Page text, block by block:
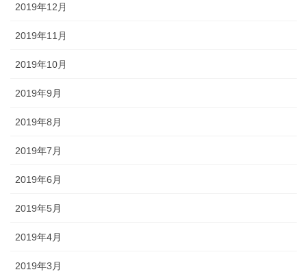
2019年12月
2019年11月
2019年10月
2019年9月
2019年8月
2019年7月
2019年6月
2019年5月
2019年4月
2019年3月